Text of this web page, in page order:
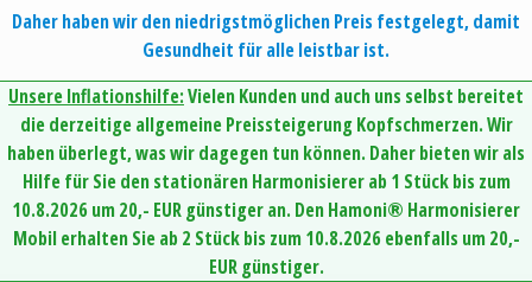
Daher haben wir den niedrigstmöglichen Preis festgelegt, damit
Gesundheit für alle leistbar ist.
Unsere Inflationshilfe:Vielen Kunden und auch uns selbst bereitet
die derzeitige allgemeine Preissteigerung Kopfschmerzen. Wir
haben überlegt, was wir dagegen tun können. Daher bieten wir als
Hilfe für Sie den stationären Harmonisierer ab 1 Stück bis zum
10.8.2026 um 20,- EUR günstiger an. Den Hamoni® Harmonisierer
Mobil erhalten Sie ab 2 Stück bis zum 10.8.2026 ebenfalls um 20,-
EUR günstiger.